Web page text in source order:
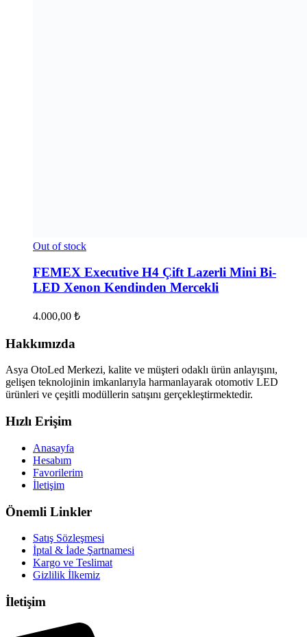
Out of stock
FEMEX Executive H4 Çift Lazerli Mini Bi-
LED Xenon Kendinden Mercekli
4.000,00 ₺
Hakkımızda
Asya OtoLed Merkezi, kalite ve müşteri odaklı ürün anlayışını,
gelişen teknolojinin imkanlarıyla harmanlayarak otomotiv LED
ürünleri ve çeşitli modüllerin satışını gerçekleştirmektedir.
Hızlı Erişim
Anasayfa
Hesabım
Favorilerim
İletişim
Önemli Linkler
Satış Sözleşmesi
İptal & İade Şartnamesi
Kargo ve Teslimat
Gizlilik İlkemiz
İletişim